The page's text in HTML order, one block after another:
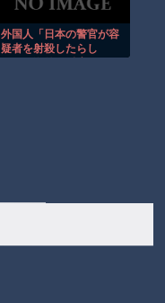
外国人「日本の警官が容
疑者を射殺したらし